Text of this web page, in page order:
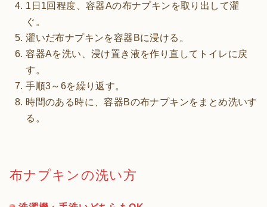
1日1回程度、容器Aの布ナプキンを取り出して濯
ぐ。
濯いだ布ナプキンを容器Bに浸ける。
容器Aを洗い、浸け置き液を作り直してトイレに戻
す。
手順3～6を繰り返す。
時間のある時に、容器Bの布ナプキンをまとめ洗いす
る。
布ナプキンの洗い方